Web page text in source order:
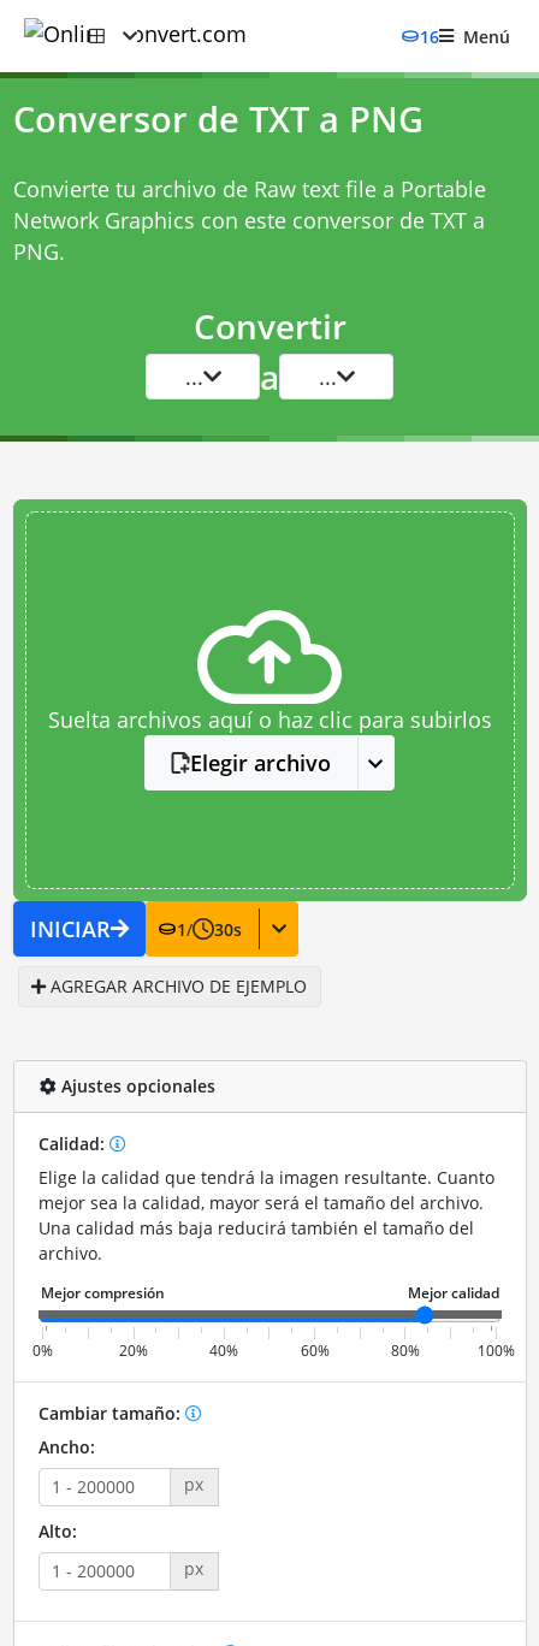
16 Menú
Conversor de TXT a PNG
Convierte tu archivo de Raw text file a Portable
Network Graphics con este conversor de TXT a
PNG.
Convertir
... a ...
Suelta archivos aquí o haz clic para subirlos
Elegir archivo
INICIAR 1/ 30s
AGREGAR ARCHIVO DE EJEMPLO
Ajustes opcionales
Calidad:
Elige la calidad que tendrá la imagen resultante. Cuanto
mejor sea la calidad, mayor será el tamaño del archivo.
Una calidad más baja reducirá también el tamaño del
archivo.
0% 20% 40% 60% 80% 100%
Cambiar tamaño:
Ancho:
px
Alto:
px